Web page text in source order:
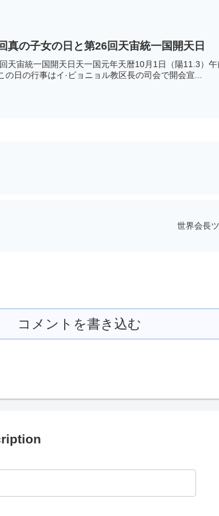
の子女の日と第26回天宙統一国開天日
宙統一国開天日天一国元年天暦10月1日（陽11.3）
日の行事はイ·ビョニョル教区長の司会で開会宣...
世界会長
コメントを書き込む